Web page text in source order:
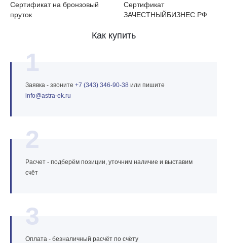
Сертификат на бронзовый
пруток
Сертификат
ЗАЧЕСТНЫЙБИЗНЕС.РФ
Как купить
1
Заявка - звоните +7 (343) 346‑90‑38 или пишите
info@astra‑ek.ru
2
Расчет - подберём позиции, уточним наличие и выставим
счёт
3
Оплата - безналичный расчёт по счёту